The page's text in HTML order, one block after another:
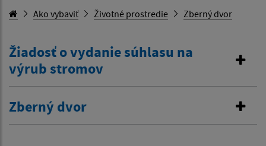
Ako vybaviť Životné prostredie Zberný dvor
Žiadosť o vydanie súhlasu na
výrub stromov
Zberný dvor